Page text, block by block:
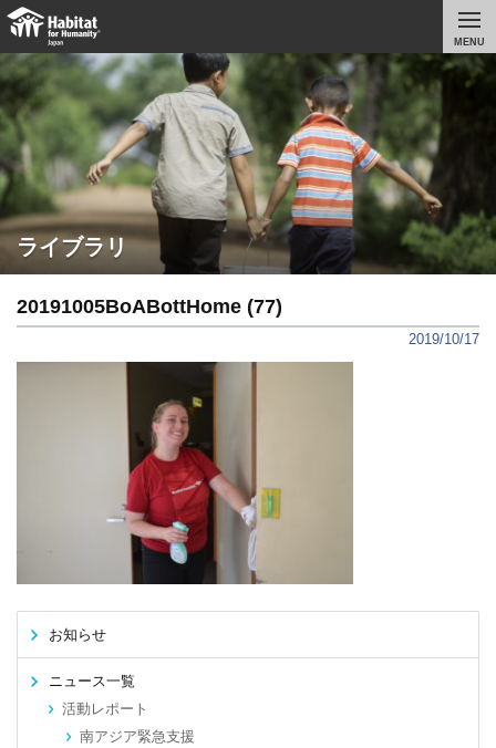
MENU
ライブラリ
20191005BoABottHome (77)
2019/10/17
お知らせ
ニュース一覧
活動レポート
南アジア緊急支援